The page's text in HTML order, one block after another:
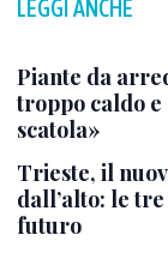
LEGGI ANCHE
Piante da
troppo caldo e
scatola»
Trieste, il
dall’alto: le
futuro